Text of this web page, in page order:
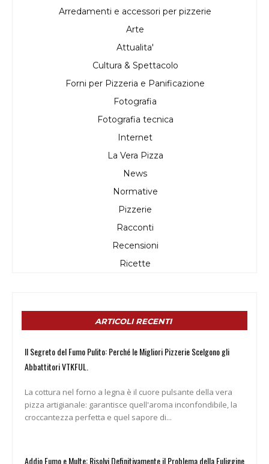
Arredamenti e accessori per pizzerie
Arte
Attualita'
Cultura & Spettacolo
Forni per Pizzeria e Panificazione
Fotografia
Fotografia tecnica
Internet
La Vera Pizza
News
Normative
Pizzerie
Racconti
Recensioni
Ricette
ARTICOLI RECENTI
Il Segreto del Fumo Pulito: Perché le Migliori Pizzerie Scelgono gli
Abbattitori VTKFUL.
La cottura nel forno a legna è il cuore pulsante della vera
pizza artigianale: garantisce quell'aroma inconfondibile, la
croccantezza perfetta e quel sapore di...
Addio Fumo e Multe: Risolvi Definitivamente il Problema della Fuliggine